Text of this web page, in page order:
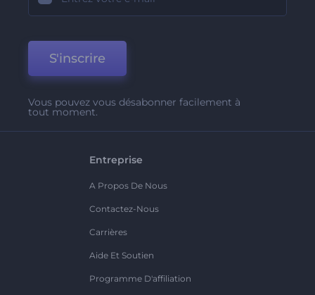
S'inscrire
Vous pouvez vous désabonner facilement à
tout moment.
Entreprise
A Propos De Nous
Contactez-Nous
Carrières
Aide Et Soutien
Programme D'affiliation